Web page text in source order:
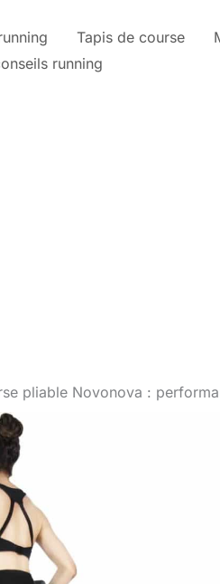
Tapis de course
running
pliable Novonova :